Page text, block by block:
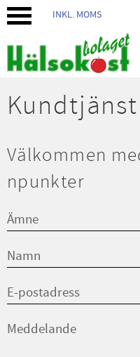
INKL. MOMS
Kundtjänst
Välkommen
npunkter